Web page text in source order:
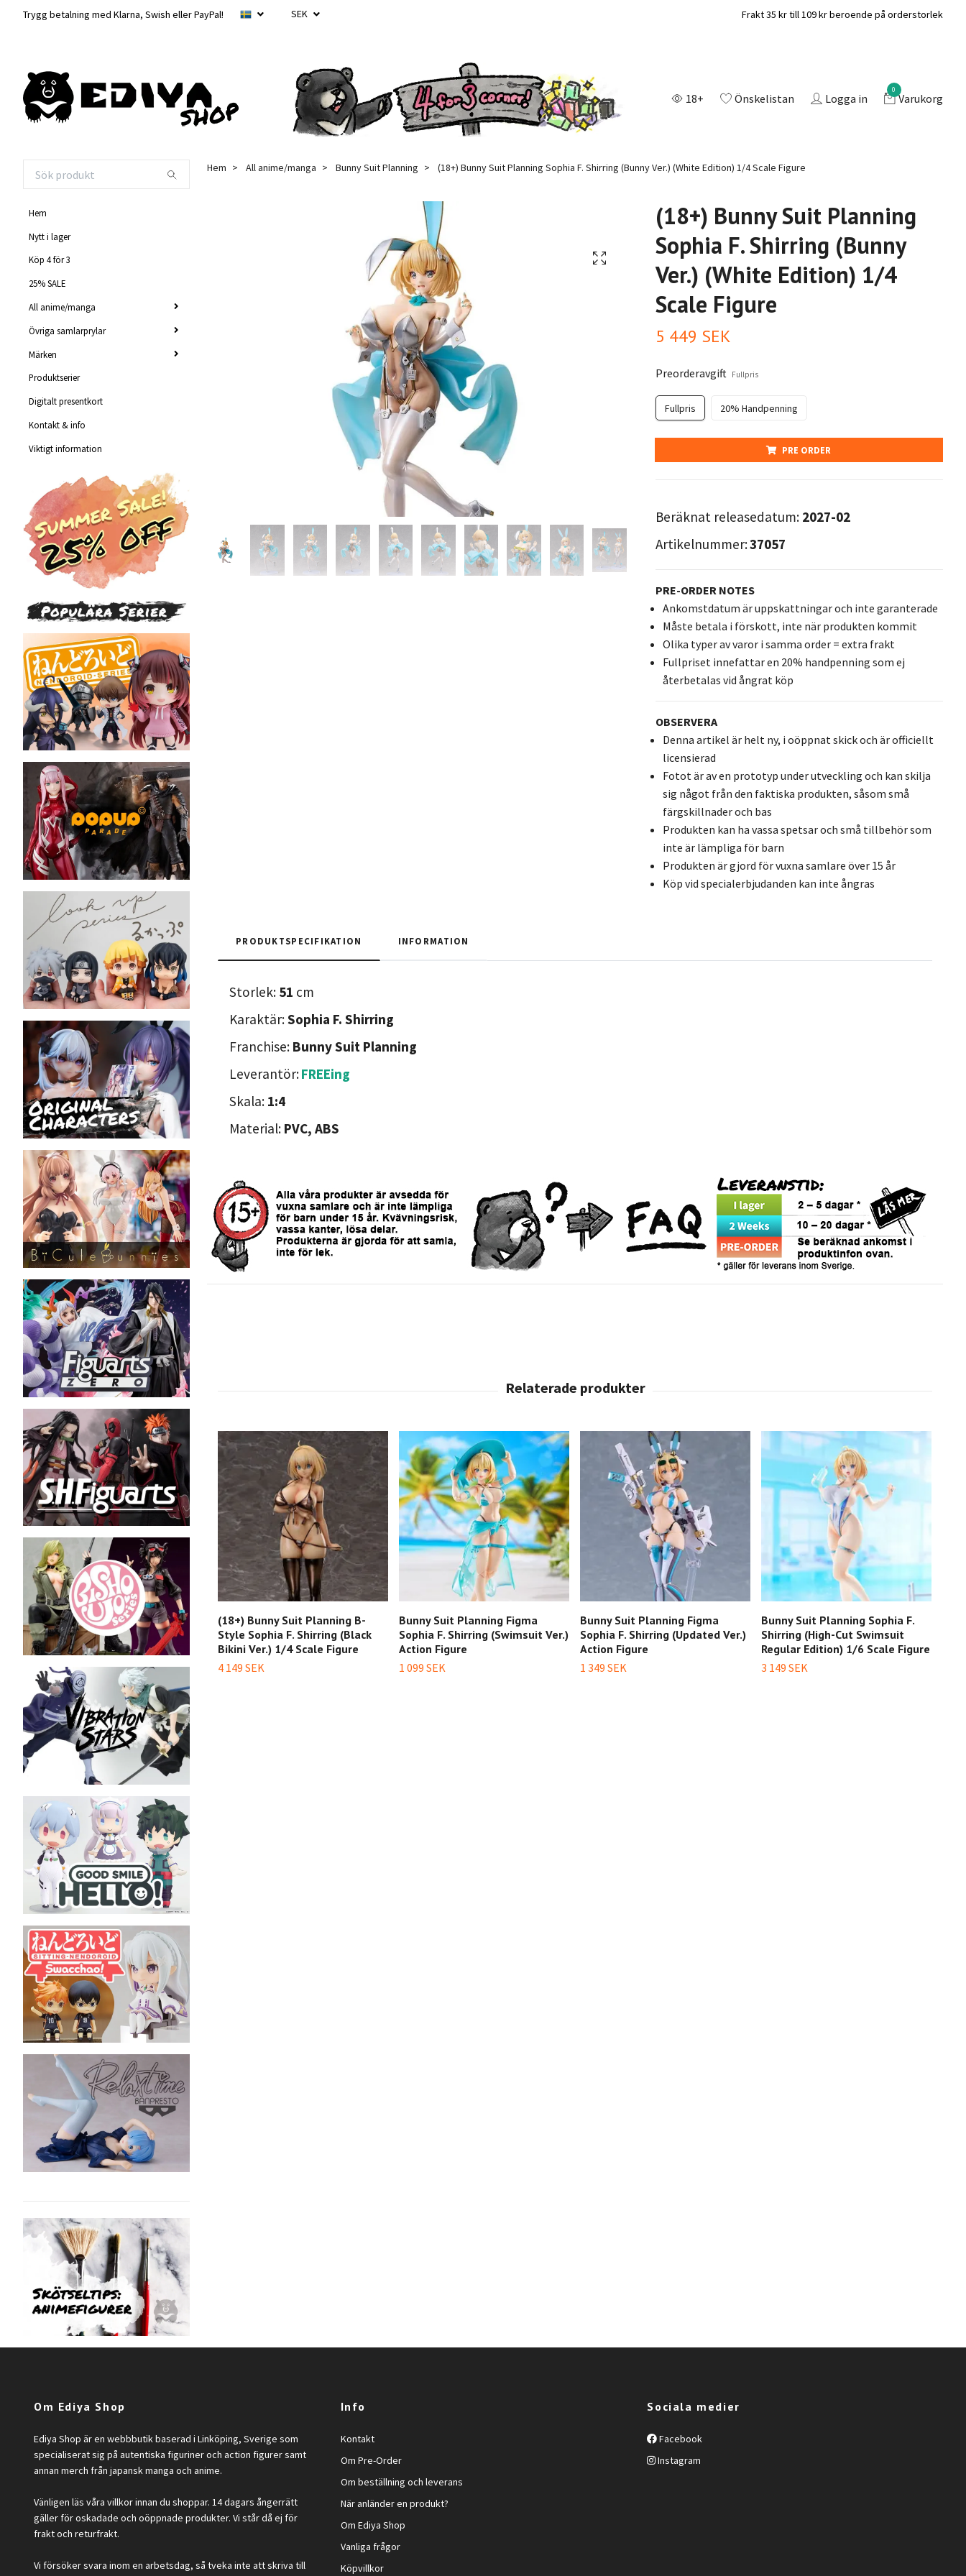
Trygg betalning med Klarna, Swish eller PayPal! SEK Frakt 35 kr till 109 kr beroende på orderstorlek
18+ Önskelistan Logga in
0
Varukorg
Hem
Nytt i lager
Köp 4 för 3
25% SALE
All anime/manga
Övriga samlarprylar
Märken
Produktserier
Digitalt presentkort
Kontakt & info
Viktigt information
Hem All anime/manga Bunny Suit Planning (18+) Bunny Suit Planning Sophia F. Shirring (Bunny Ver.) (White Edition) 1/4 Scale Figure
(18+) Bunny Suit Planning
Sophia F. Shirring (Bunny
Ver.) (White Edition) 1/4
Scale Figure
5 449 SEK
Preorderavgift Fullpris
Fullpris 20% Handpenning
PRE ORDER
Beräknat releasedatum: 2027-02
Artikelnummer:37057
PRE-ORDER NOTES
Ankomstdatum är uppskattningar och inte garanterade
Måste betala i förskott, inte när produkten kommit
Olika typer av varor i samma order = extra frakt
Fullpriset innefattar en 20% handpenning som ej
återbetalas vid ångrat köp
OBSERVERA
Denna artikel är helt ny, i oöppnat skick och är officiellt
licensierad
Fotot är av en prototyp under utveckling och kan skilja
sig något från den faktiska produkten, såsom små
färgskillnader och bas
Produkten kan ha vassa spetsar och små tillbehör som
inte är lämpliga för barn
Produkten är gjord för vuxna samlare över 15 år
Köp vid specialerbjudanden kan inte ångras
PRODUKTSPECIFIKATION INFORMATION
Storlek: 51 cm
Karaktär:Sophia F. Shirring
Franchise: Bunny Suit Planning
Leverantör:FREEing
Skala: 1:4
Material: PVC, ABS
(18+) Bunny Suit Planning B-
Style Sophia F. Shirring (Black
Bikini Ver.) 1/4 Scale Figure
4 149 SEK
Bunny Suit Planning Figma
Sophia F. Shirring (Swimsuit Ver.)
Action Figure
1 099 SEK
Bunny Suit Planning Figma
Sophia F. Shirring (Updated Ver.)
Action Figure
1 349 SEK
Bunny Suit Planning Sophia F.
Shirring (High-Cut Swimsuit
Regular Edition) 1/6 Scale Figure
3 149 SEK
Om Ediya Shop
Ediya Shop är en webbbutik baserad i Linköping, Sverige som
specialiserat sig på autentiska figuriner och action figurer samt
annan merch från japansk manga och anime.
Vänligen läs våra villkor innan du shoppar. 14 dagars ångerrätt
gäller för oskadade och oöppnade produkter. Vi står då ej för
frakt och returfrakt.
Vi försöker svara inom en arbetsdag, så tveka inte att skriva till
Info
Kontakt
Om Pre-Order
Om beställning och leverans
När anländer en produkt?
Om Ediya Shop
Vanliga frågor
Köpvillkor
Sociala medier
Facebook
Instagram